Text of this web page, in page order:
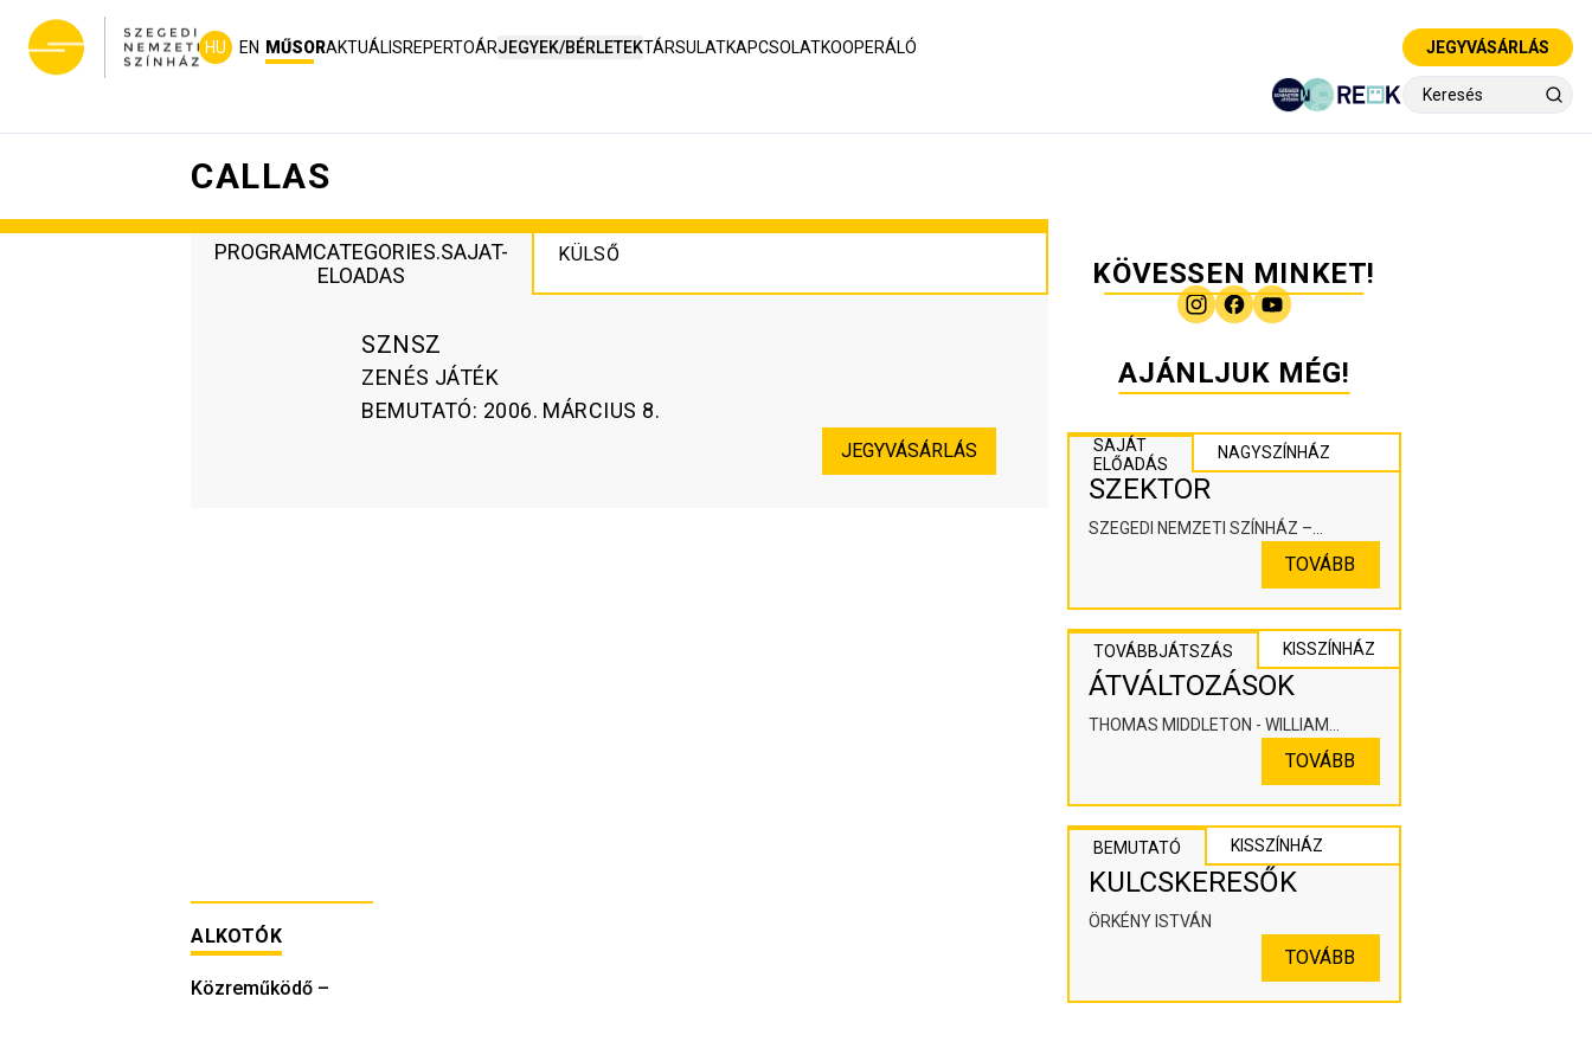
HU EN MŰSORAKTUÁLISREPERTOÁRJEGYEK/BÉRLETEKTÁRSULATKAPCSOLATKOOPERÁLÓ JEGYVÁSÁRLÁS
CALLAS
PROGRAMCATEGORIES.SAJAT-
ELOADAS
KÜLSŐ
SZNSZ
ZENÉS JÁTÉK
BEMUTATÓ: 2006. MÁRCIUS 8.
JEGYVÁSÁRLÁS
ALKOTÓK
Közreműködő –
KÖVESSEN MINKET!
AJÁNLJUK MÉG!
SAJÁT
ELŐADÁS
NAGYSZÍNHÁZ
SZEKTOR
SZEGEDI NEMZETI SZÍNHÁZ –
KOOPERÁLÓ SZÍNHÁZPEDAGÓGIAI
TOVÁBB
TOVÁBBJÁTSZÁS KISSZÍNHÁZ
ÁTVÁLTOZÁSOK
THOMAS MIDDLETON - WILLIAM
TOVÁBB
BEMUTATÓ KISSZÍNHÁZ
KULCSKERESŐK
ÖRKÉNY ISTVÁN
TOVÁBB